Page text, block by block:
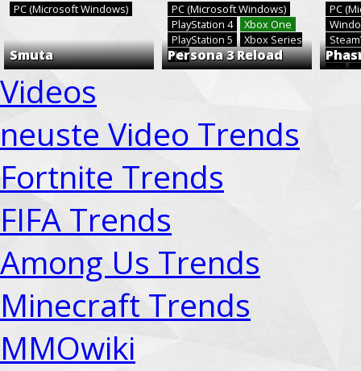
PC (Microsoft Windows)
Smuta
PC (Microsoft Windows)
PlayStation 4
Xbox One
PlayStation 5
Xbox Series
X|S
Persona 3 Reload
PC
Xbox
Rift
Videos
neuste Video Trends
Fortnite Trends
FIFA Trends
Among Us Trends
Minecraft Trends
MMOwiki